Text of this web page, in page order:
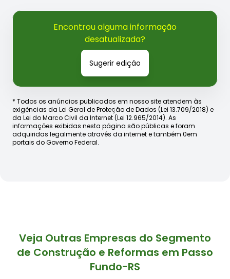
Encontrou alguma informação
desatualizada?
Sugerir edição
* Todos os anúncios publicados em nosso site atendem às
exigências da Lei Geral de Proteção de Dados (Lei 13.709/2018) e
da Lei do Marco Civil da Internet (Lei 12.965/2014). As
informações exibidas nesta página são públicas e foram
adquiridas legalmente através da internet e também 0em
portais do Governo Federal.
Veja Outras Empresas do Segmento
de Construção e Reformas em Passo
Fundo-RS